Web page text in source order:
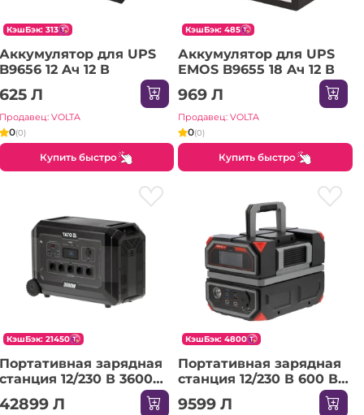
КэшБэк: 313
Аккумулятор для UPS
B9656 12 Aч 12 В
625 Л
Продавец: VOLTA
0(0)
Купить быстро
КэшБэк: 485
Аккумулятор для UPS
EMOS B9655 18 Aч 12 В
969 Л
Продавец: VOLTA
0(0)
Купить быстро
КэшБэк: 21450
Портативная зарядная
станция 12/230 В 3600
Вт Yato
42899 Л
КэшБэк: 4800
Портативная зарядная
станция 12/230 В 600 Вт
Yato
9599 Л